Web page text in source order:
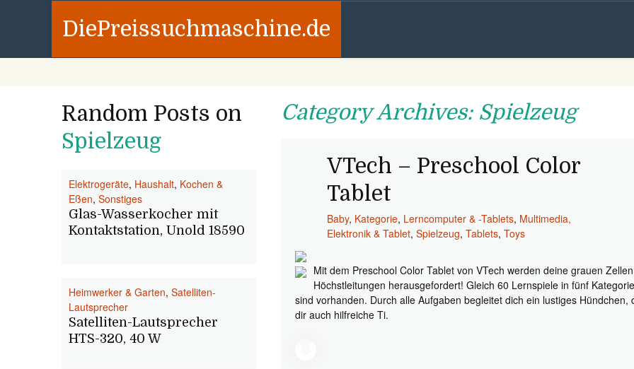
DiePreissuchmaschine.de
Category Archives: Spielzeug
VTech – Preschool Color
Tablet
Baby, Kategorie, Lerncomputer & -Tablets, Multimedia,
Elektronik & Tablet,Spielzeug,Tablets,Toys
Mit dem Preschool Color Tablet von VTech werden deine grauen
Höchstleitungen herausgefordert! Gleich 60 Lernspiele in fünf
sind vorhanden. Durch alle Aufgaben begleitet dich ein lustiges Hündchen,
dir auch hilfreiche Ti.
Random Posts on
Spielzeug
Elektrogeräte, Haushalt, Kochen &
Eßen, Sonstiges
Glas-Wasserkocher mit
Kontaktstation, Unold 18590
Heimwerker & Garten, Satelliten-
Lautsprecher
Satelliten-Lautsprecher
HTS-320, 40 W